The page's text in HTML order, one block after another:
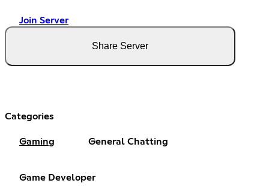
Join Server
Share Server
Categories
Gaming General Chatting
Game Developer